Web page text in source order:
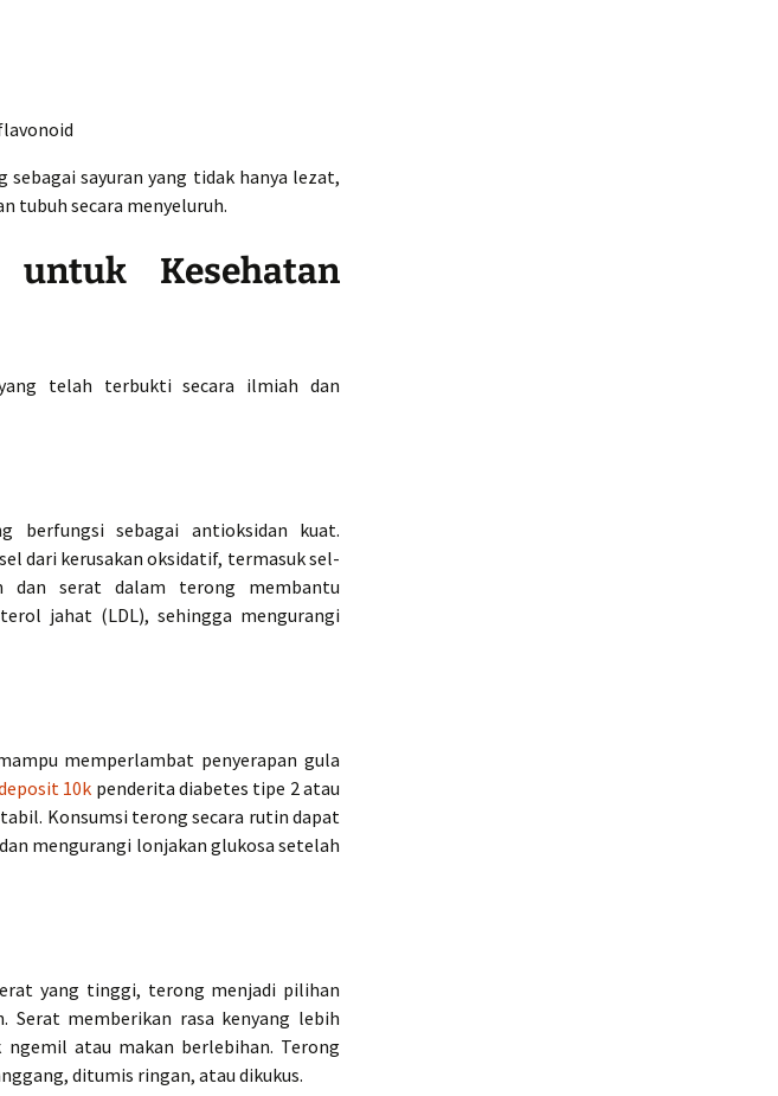
sayuran yang tidak hanya lezat,
tubuh secara menyeluruh.
Kesehatan
telah terbukti secara ilmiah dan
berfungsi sebagai antioksidan kuat.
dari kerusakan oksidatif, termasuk sel-
dan serat dalam terong membantu
jahat (LDL), sehingga mengurangi
memperlambat penyerapan gula
10k penderita diabetes tipe 2 atau
Konsumsi terong secara rutin dapat
mengurangi lonjakan glukosa setelah
yang tinggi, terong menjadi pilihan
Serat memberikan rasa kenyang lebih
atau makan berlebihan. Terong
ditumis ringan, atau dikukus.